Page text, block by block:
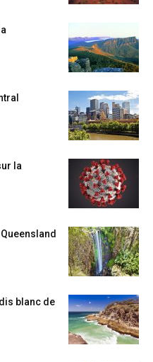
la
blanc de